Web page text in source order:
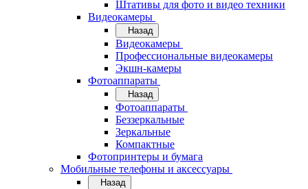
Штативы для фото и видео техники
Видеокамеры
Назад
Видеокамеры
Профессиональные видеокамеры
Экшн-камеры
Фотоаппараты
Назад
Фотоаппараты
Беззеркальные
Зеркальные
Компактные
Фотопринтеры и бумага
Мобильные телефоны и аксессуары
Назад